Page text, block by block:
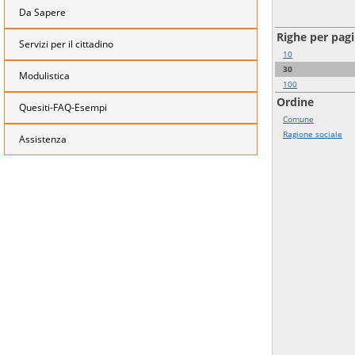
Da Sapere
Servizi per il cittadino
Modulistica
Quesiti-FAQ-Esempi
Assistenza
Righe per
10
30
100
Ordine
Comune
Ragione sociale